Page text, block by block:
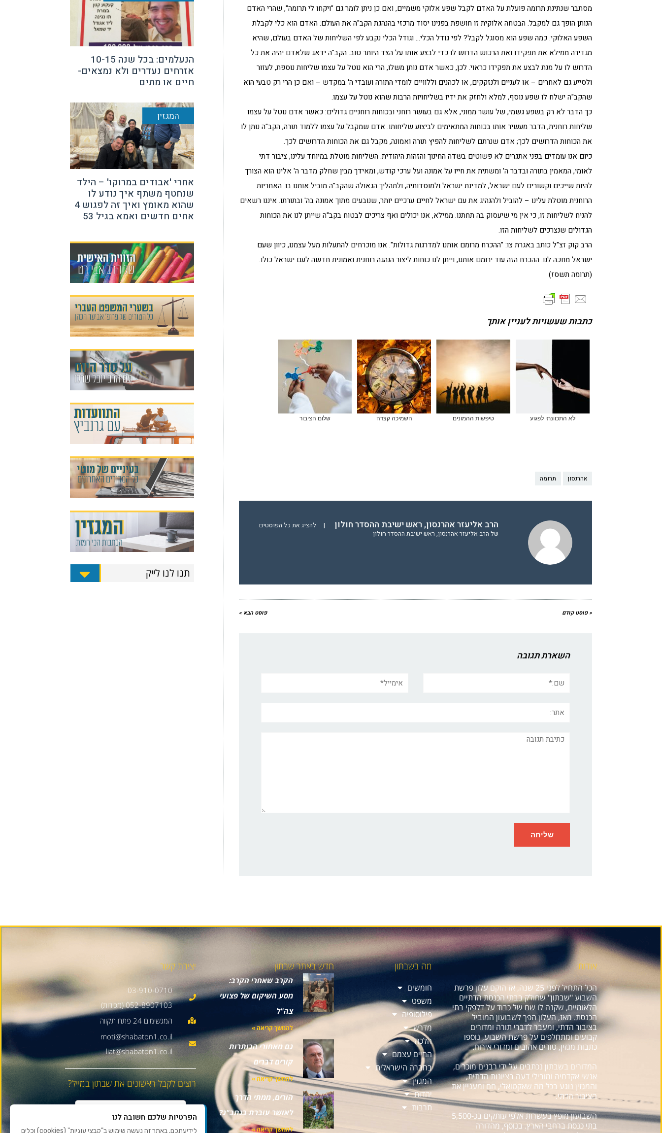
מסתבר שנתינת תרומה פועלת על האדם לקבל שפע אלוקי משמיים, ואם כן ניתן לומר גם "ויקחו לי תרומה", שהרי האדם
הנותן הופך גם למקבל. הבטחה אלוקית זו חושפת בפנינו יסוד מרכזי בהנהגת הקב"ה את העולם: האדם הוא כלי לקבלת
השפע האלוקי. כמה שפע הוא מסוגל לקבל? לפי גודל הכלי… וגודל הכלי נקבע לפי השליחות של האדם בעולם, שהיא
מגדירה ממילא את תפקידו ואת הרכוש הדרוש לו כדי לבצע אותו על הצד היותר טוב. הקב"ה ידאג שלאדם יהיה את כל
הדרוש לו על מנת לבצע את תפקידו כראוי. לכן, כאשר אדם נותן משלו, הרי הוא נוטל על עצמו שליחות נוספת, לעזור
ולסייע גם לאחרים – או לעניים ולנזקקים, או לכהנים וללוויים לומדי התורה ועובדי ה' במקדש – ואם כן הרי רק טבעי הוא
שהקב"ה ישלח לו שפע נוסף, למלא ולחזק את ידיו בשליחויות הרבות שהוא נוטל על עצמו.
כך הדבר לא רק בשפע גשמי, של עושר ממוני, אלא גם בעושר רוחני ובכוחות רוחניים גדולים: כאשר אדם נוטל על עצמו
שליחות רוחנית, הדבר מעשיר אותו בכוחות המתאימים לביצוע שליחותו. אדם שמקבל על עצמו ללמוד תורה, הקב"ה נותן לו
את הכוחות הדרושים לכך; אדם שנרתם לשליחות להפיץ תורה ואמונה, מקבל גם את הכוחות הדרושים לכך.
כיום אנו עומדים בפני אתגרים לא פשוטים בשדה החינוך והזהות היהודית. השליחות מוטלת במיוחד עלינו, ציבור דתי
לאומי, המאמין בתורה ובדבר ה' ומשתית את חייו על אמונה ועל ערכי קודש, ומאידך מבין שחלק מדבר ה' אלינו הוא הצורך
להיות שייכים וקשורים לעם ישראל, למדינת ישראל ולמוסדותיה, ולתהליך הגאולה שהקב"ה מוביל אותנו בו. האחריות
הרוחנית מוטלת עלינו – להוביל ולהנהיג את עם ישראל לחיים ערכיים יותר, שנובעים מתוך אמונה בה' ובתורתו. איננו רשאים
להניח לשליחות זו, כי אין מי שיעסוק בה תחתנו. ממילא, אנו יכולים ואף צריכים לבטוח בקב"ה שייתן לנו את הכוחות
הגדולים שנצרכים לשליחות הזו.
הרב קוק זצ"ל כותב באגרת צו: "ההכרח מרומם אותנו למדרגות גדולות". אנו מוכרחים להתעלות מעל עצמנו, כיוון שעם
ישראל מחכה לנו. ההכרח הזה עוד ירומם אותנו, וייתן לנו כוחות ליצור הנהגה רוחנית ואמונית חדשה לעם ישראל כולו.
(תרומה תשסז)
כתבות שעשויות לעניין אותך
לא התכוונתי לפגוע טיפשות ההמונים השמיכה קצרה שלום הציבור
אהרנסון תרומה
הרב אליעזר אהרנסון, ראש ישיבת ההסדר חולון |
להציג את כל הפוסטים
של הרב אליעזר אהרנסון, ראש ישיבת ההסדר חולון
« פוסט קודם פוסט הבא »
השארת תגובה
תגובה
הנעלמים: בכל שנה 10-15
אזרחים נעדרים ולא נמצאים-
חיים או מתים
המגזין
אחרי 'אבודים במרוקו' – הילד
שנחטף משתף איך נודע לו
שהוא מאומץ ואיך זה לפגוש 4
אחים חדשים ואמא בגיל 53
תנו לנו לייק
אודות
הכל התחיל לפני 25 שנה, אז הוקם עלון פרשת
השבוע "שבתון" שחולק בבתי הכנסת הדתיים
הלאומיים, שקנה לו שם של כבוד על דלפקי בתי
הכנסת. מאז, העלון הפך לשבועון המוביל
בציבור הדתי, ומעבר לדברי תורה ומדורים
קבועים ומתחלפים על פרשת השבוע, נוספו
כתבות מגזין, טורים אהובים ומדורי אירוח.
המדורים בשבתון נכתבים על ידי רבנים מוכרים,
אנשי אקדמיה ומובילי דעה בציונות הדתית,
והמגזין נוגע בכל מה שאקטואלי, חם ומעניין את
הציבור הדתי.
השבועון מופץ בעשרות אלפי עותקים בכ-5,500
בתי כנסת ברחבי הארץ. בנוסף, מהדורה
מה בשבתון
חומשים
משפט
פילוסופיה
מדרש
הלכה
החיים עצמם
בחברה הישראלית
המגזין
יהדות
תרבות
חדש באתר שבתון
הקרב שאחרי הקרב:
מסע השיקום של פצועי
צה"ל
להמשך קריאה »
גם מאחורי הכותרות
קורים דברים
להמשך קריאה »
הורים, ממתי הדרך
לאושר עוברת בנתב"ג?
להמשך קריאה »
יצירת קשר
03-910-0710
052-8907103 (מכירות)
moti@shabaton1.co.il
liat@shabaton1.co.il
רוצים לקבל ראשונים את שבתון במייל?
הפרטיות שלכם חשובה לנו
לידיעתכם, באתר זה נעשה שימוש ב"קבצי עוגיות" (cookies) וכלים